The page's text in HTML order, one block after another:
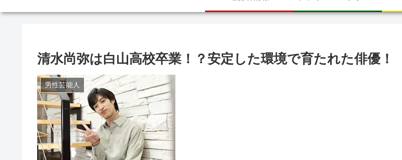
清水尚弥は白山高校卒業！？安定した環境で育たれた俳優！
男性芸能人